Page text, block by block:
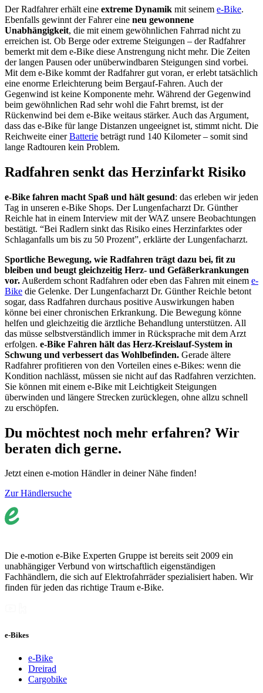
Der Radfahrer erhält eine extreme Dynamik mit seinem e-Bike.
Ebenfalls gewinnt der Fahrer eine neu gewonnene
Unabhängigkeit, die mit einem gewöhnlichen Fahrrad nicht zu
erreichen ist. Ob Berge oder extreme Steigungen – der Radfahrer
bemerkt mit dem e-Bike diese Anstrengung nicht mehr. Die Zeiten
der langen Pausen oder unüberwindbaren Steigungen sind vorbei.
Mit dem e-Bike kommt der Radfahrer gut voran, er erlebt tatsächlich
eine enorme Erleichterung beim Bergauf-Fahren. Auch der
Gegenwind ist keine Komponente mehr. Während der Gegenwind
beim gewöhnlichen Rad sehr wohl die Fahrt bremst, ist der
Rückenwind bei dem e-Bike weitaus stärker. Auch das Argument,
dass das e-Bike für lange Distanzen ungeeignet ist, stimmt nicht. Die
Reichweite einerBatterie beträgt rund 140 Kilometer – somit sind
lange Radtouren kein Problem.
Radfahren senkt das Herzinfarkt Risiko
e-Bike fahren macht Spaß und hält gesund: das erleben wir jeden
Tag in unseren e-Bike Shops. Der Lungenfacharzt Dr. Günther
Reichle hat in einem Interview mit der WAZ unsere Beobachtungen
bestätigt. “Bei Radlern sinkt das Risiko eines Herzinfarktes oder
Schlaganfalls um bis zu 50 Prozent”, erklärte der Lungenfacharzt.
Sportliche Bewegung, wie Radfahren trägt dazu bei, fit zu
bleiben und beugt gleichzeitig Herz- und Gefäßerkrankungen
vor. Außerdem schont Radfahren oder eben das Fahren mit einem e-
Bike die Gelenke. Der Lungenfacharzt Dr. Günther Reichle betont
sogar, dass Radfahren durchaus positive Auswirkungen haben
könne bei einer chronischen Erkrankung. Die Bewegung könne
helfen und gleichzeitig die ärztliche Behandlung unterstützen. All
das müsse selbstverständlich immer in Rücksprache mit dem Arzt
erfolgen. e-Bike Fahren hält das Herz-Kreislauf-System in
Schwung und verbessert das Wohlbefinden. Gerade ältere
Radfahrer profitieren von den Vorteilen eines e-Bikes: wenn die
Kondition nachlässt, müssen sie nicht auf das Radfahren verzichten.
Sie können mit einem e-Bike mit Leichtigkeit Steigungen
überwinden und längere Strecken zurücklegen, ohne allzu schnell
zu erschöpfen.
Du möchtest noch mehr erfahren? Wir
beraten dich gerne.
Jetzt einen e-motion Händler in deiner Nähe finden!
Zur Händlersuche
Die e-motion e-Bike Experten Gruppe ist bereits seit 2009 ein
unabhängiger Verbund von wirtschaftlich eigenständigen
Fachhändlern, die sich auf Elektrofahrräder spezialisiert haben. Wir
finden für jeden das richtige Traum e-Bike.
e-Bikes
e-Bike
Dreirad
Cargobike